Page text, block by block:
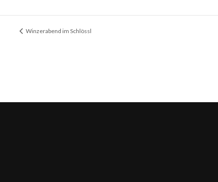
Winzerabend im Schlössl